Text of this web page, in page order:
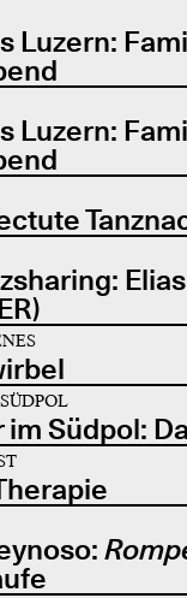
Luzern:
Luzern:
im Südpol: